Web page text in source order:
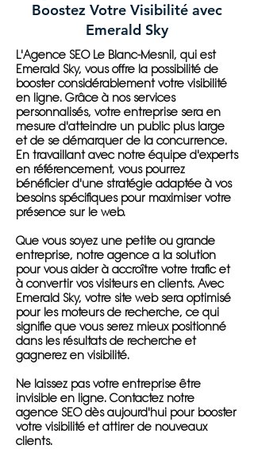
Boostez Votre Visibilité avec
Emerald Sky
L'Agence SEO Le Blanc-Mesnil, qui est
Emerald Sky, vous offre la possibilité de
booster considérablement votre visibilité
en ligne. Grâce à nos services
personnalisés, votre entreprise sera en
mesure d'atteindre un public plus large
et de se démarquer de la concurrence.
En travaillant avec notre équipe d'experts
en référencement, vous pourrez
bénéficier d'une stratégie adaptée à vos
besoins spécifiques pour maximiser votre
présence sur le web.
Que vous soyez une petite ou grande
entreprise, notre agence a la solution
pour vous aider à accroître votre trafic et
à convertir vos visiteurs en clients. Avec
Emerald Sky, votre site web sera optimisé
pour les moteurs de recherche, ce qui
signifie que vous serez mieux positionné
dans les résultats de recherche et
gagnerez en visibilité.
Ne laissez pas votre entreprise être
invisible en ligne. Contactez notre
agence SEO dès aujourd'hui pour booster
votre visibilité et attirer de nouveaux
clients.